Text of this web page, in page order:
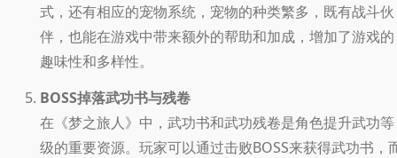
式，还有相应的宠物系统，宠物的种类繁多，既有战斗伙
伴，也能在游戏中带来额外的帮助和加成，增加了游戏的
趣味性和多样性。
BOSS掉落武功书与残卷
在《梦之旅人》中，武功书和武功残卷是角色提升武功等
级的重要资源。玩家可以通过击败BOSS来获得武功书，